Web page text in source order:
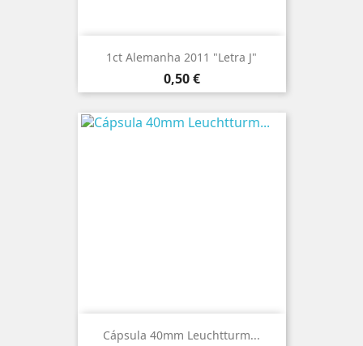
1ct Alemanha 2011 "Letra J"
Preço
0,50 €
Cápsula 40mm Leuchtturm...